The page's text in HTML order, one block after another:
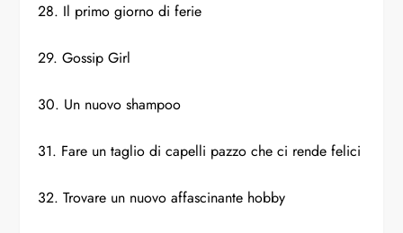
28. Il primo giorno di ferie
29. Gossip Girl
30. Un nuovo shampoo
31. Fare un taglio di capelli pazzo che ci rende felici
32. Trovare un nuovo affascinante hobby